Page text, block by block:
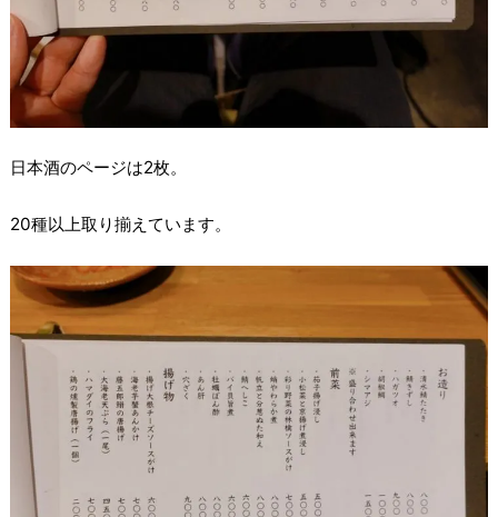
日本酒のページは2枚。
20種以上取り揃えています。